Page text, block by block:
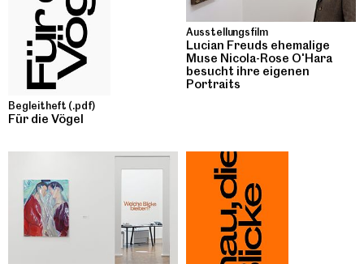
Begleitheft (.pdf)
Für die Vögel
Ausstellungsfilm
Lucian Freuds ehemalige
Muse Nicola-Rose O'Hara
besucht ihre eigenen
Portraits